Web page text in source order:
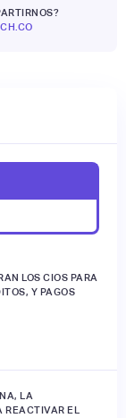
LOS CIOS PARA
Y PAGOS
LA
REACTIVAR EL